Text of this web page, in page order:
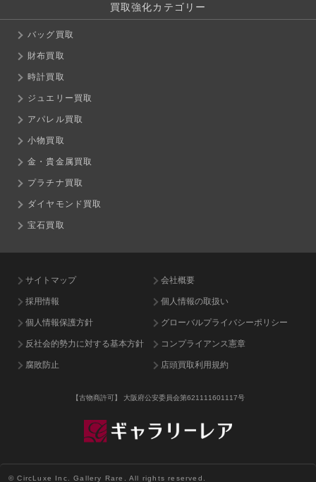
買取強化カテゴリー
バッグ買取
財布買取
時計買取
ジュエリー買取
アパレル買取
小物買取
金・貴金属買取
プラチナ買取
ダイヤモンド買取
宝石買取
サイトマップ 会社概要
採用情報 個人情報の取扱い
個人情報保護方針 グローバルプライバシーポリシー
反社会的勢力に対する基本方針 コンプライアンス憲章
腐敗防止 店頭買取利用規約
【古物商許可】 大阪府公安委員会第621111601117号
© CircLuxe Inc. Gallery Rare. All rights reserved.